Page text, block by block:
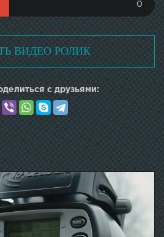
0
ВИДЕО РОЛИК
с друзьями: